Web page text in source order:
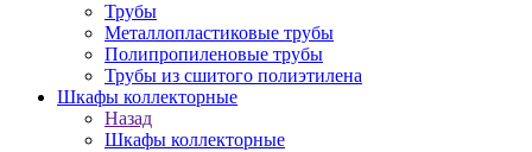
Трубы
Металлопластиковые трубы
Полипропиленовые трубы
Трубы из сшитого полиэтилена
Шкафы коллекторные
Назад
Шкафы коллекторные